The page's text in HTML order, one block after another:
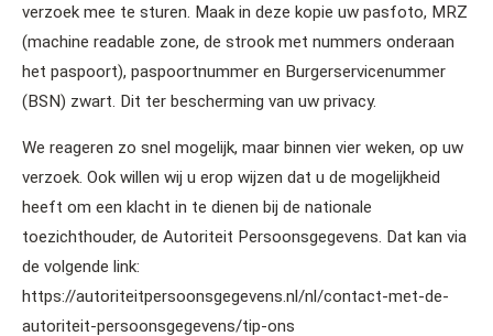
verzoek mee te sturen. Maak in deze kopie uw pasfoto, MRZ
(machine readable zone, de strook met nummers onderaan
het paspoort), paspoortnummer en Burgerservicenummer
(BSN) zwart. Dit ter bescherming van uw privacy.
We reageren zo snel mogelijk, maar binnen vier weken, op uw
verzoek. Ook willen wij u erop wijzen dat u de mogelijkheid
heeft om een klacht in te dienen bij de nationale
toezichthouder, de Autoriteit Persoonsgegevens. Dat kan via
de volgende link:
https://autoriteitpersoonsgegevens.nl/nl/contact-met-de-
autoriteit-persoonsgegevens/tip-ons